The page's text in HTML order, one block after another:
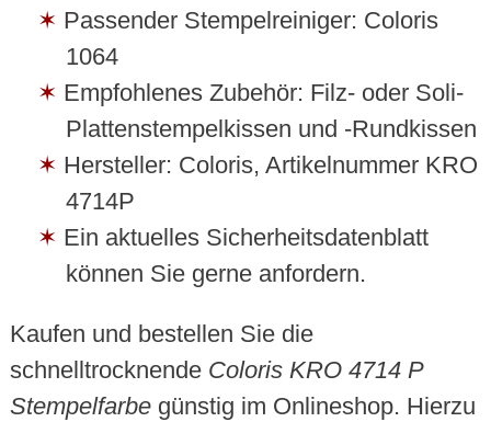
Passender Stempelreiniger: Coloris
1064
Empfohlenes Zubehör: Filz- oder Soli-
Plattenstempelkissen und -Rundkissen
Hersteller: Coloris, Artikelnummer KRO
4714P
Ein aktuelles Sicherheitsdatenblatt
können Sie gerne anfordern.
Kaufen und bestellen Sie die
schnelltrocknende Coloris KRO 4714 P
Stempelfarbegünstig im Onlineshop. Hierzu